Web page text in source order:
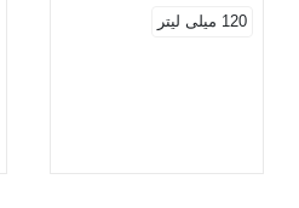
120 میلی لیتر